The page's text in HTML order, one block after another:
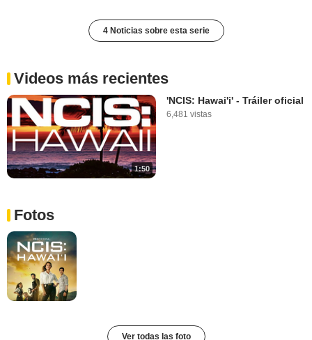
4 Noticias sobre esta serie
Videos más recientes
1:50
'NCIS: Hawai'i' - Tráiler oficial
6,481 vistas
Fotos
Ver todas las foto